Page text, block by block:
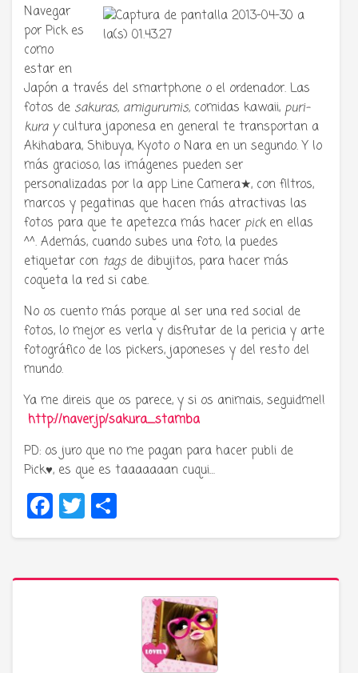
Navegar
por Pick es
como
estar en
Japón a través del smartphone o el ordenador. Las
fotos de sakuras, amigurumis, comidas kawaii, puri-
kura ycultura japonesa en general te transportan a
Akihabara, Shibuya, Kyoto o Nara en un segundo. Y lo
más gracioso, las imágenes pueden ser
personalizadas por la app Line Camera★, con filtros,
marcos y pegatinas que hacen más atractivas las
fotos para que te apetezca más hacer picken ellas
^^. Además, cuando subes una foto, la puedes
etiquetar con tags de dibujitos, para hacer más
coqueta la red si cabe.
No os cuento más porque al ser una red social de
fotos, lo mejor es verla y disfrutar de la pericia y arte
fotográfico de los pickers, japoneses y del resto del
mundo.
Ya me direis que os parece, y si os animais, seguidme!!
http://naver.jp/sakura_stamba
PD: os juro que no me pagan para hacer publi de
Pick♥, es que es taaaaaaan cuqui…
Facebook
Twitter